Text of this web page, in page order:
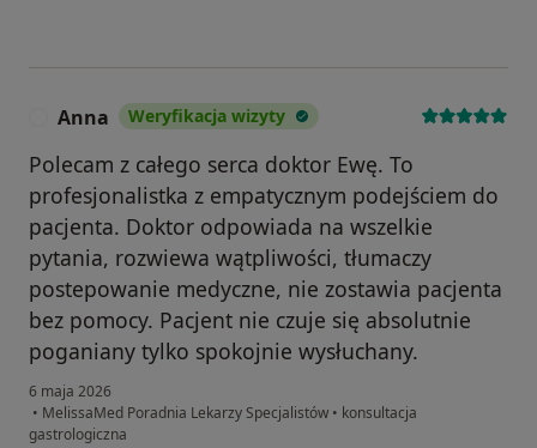
Anna Weryfikacja wizyty
Polecam z całego serca doktor Ewę. To
profesjonalistka z empatycznym podejściem do
pacjenta. Doktor odpowiada na wszelkie
pytania, rozwiewa wątpliwości, tłumaczy
postepowanie medyczne, nie zostawia pacjenta
bez pomocy. Pacjent nie czuje się absolutnie
poganiany tylko spokojnie wysłuchany.
6 maja 2026
• MelissaMed Poradnia Lekarzy Specjalistów • konsultacja
gastrologiczna